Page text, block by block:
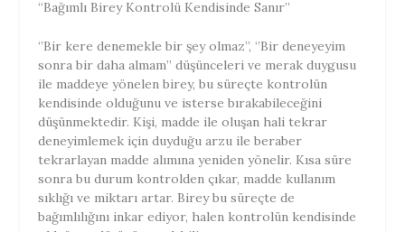
“Bağımlı Birey Kontrolü Kendisinde Sanır”
‘’Bir kere denemekle bir şey olmaz’’, ‘’Bir deneyeyim
sonra bir daha almam’’ düşünceleri ve merak duygusu
ile maddeye yönelen birey, bu süreçte kontrolün
kendisinde olduğunu ve isterse bırakabileceğini
düşünmektedir. Kişi, madde ile oluşan hali tekrar
deneyimlemek için duyduğu arzu ile beraber
tekrarlayan madde alımına yeniden yönelir. Kısa süre
sonra bu durum kontrolden çıkar, madde kullanım
sıklığı ve miktarı artar. Birey bu süreçte de
bağımlılığını inkar ediyor, halen kontrolün kendisinde